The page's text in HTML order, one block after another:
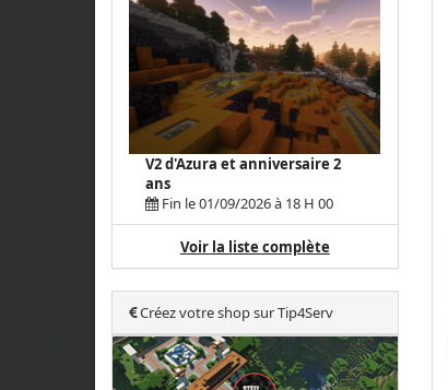
V2 d'Azura et anniversaire 2
ans
Fin le 01/09/2026 à 18 H 00
Voir la liste complète
Créez votre shop sur Tip4Serv